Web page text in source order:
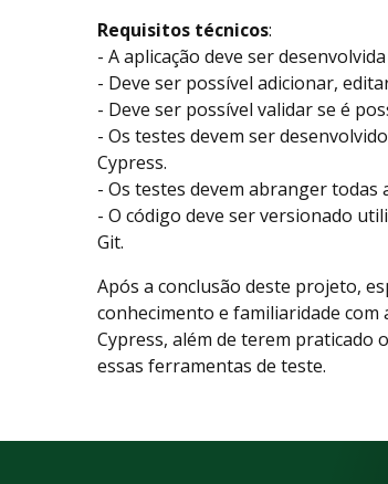
Requisitos técnicos:
- A aplicação deve ser
- Deve ser possível adicionar,
- Deve ser possível validar se é
- Os testes devem ser
Cypress.
- Os testes devem abranger todas
- O código deve ser versionado
Git.
Após a conclusão deste projeto,
conhecimento e familiaridade com
Cypress, além de terem praticado
essas ferramentas de teste.